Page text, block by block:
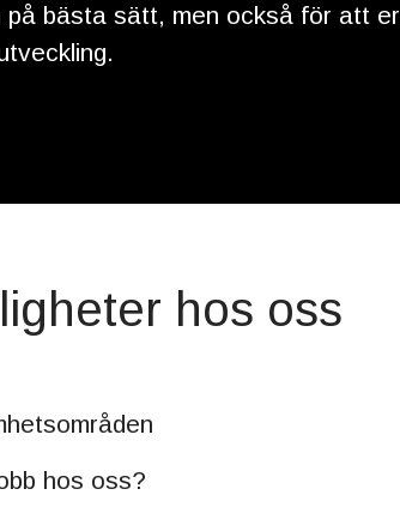
bästa sätt, men också för att
hos oss
hos oss?